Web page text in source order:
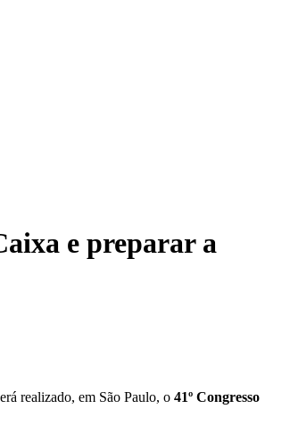
e preparar a
realizado, em São Paulo, o 41º Congresso